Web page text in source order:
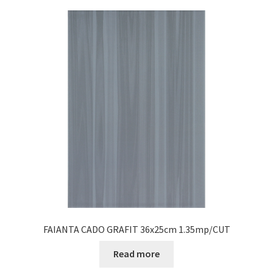
FAIANTA CADO GRAFIT 36x25cm 1.35mp/CUT
Read more